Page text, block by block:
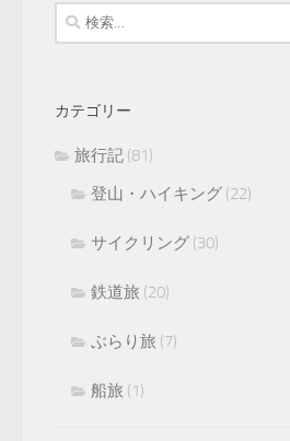
検
索:
カテゴリー
旅行記 (81)
登山・ハイキング (22)
サイクリング (30)
鉄道旅 (20)
ぶらり旅 (7)
船旅 (1)